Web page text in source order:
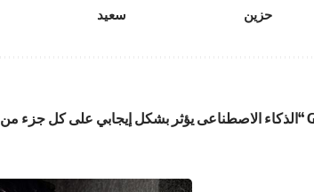
حزين سعيد
يقول الرئيس التنفيذي لشركة Google “الذكاء الاصطناعى يؤثر بشكل إيجابي على كل جزء من